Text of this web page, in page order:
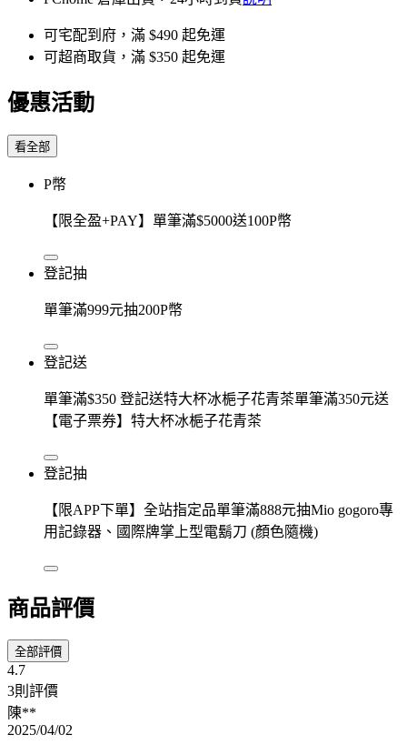
可宅配到府，滿 $490 起免運
可超商取貨，滿 $350 起免運
優惠活動
看全部
P幣
【限全盈+PAY】單筆滿$5000送100P幣
登記抽
單筆滿999元抽200P幣
登記送
單筆滿$350 登記送特大杯冰梔子花青茶單筆滿350元送
【電子票券】特大杯冰梔子花青茶
登記抽
【限APP下單】全站指定品單筆滿888元抽Mio gogoro專
用記錄器、國際牌掌上型電鬍刀 (顏色隨機)
商品評價
全部評價
4.7
3則評價
陳**
2025/04/02